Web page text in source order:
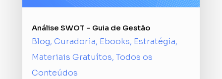
Análise SWOT – Guia de Gestão
Blog, Curadoria, Ebooks, Estratégia,
Materiais Gratuítos, Todos os
Conteúdos